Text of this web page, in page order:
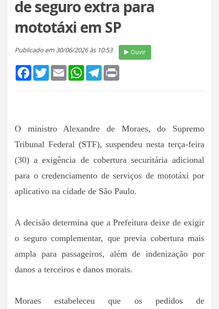
de seguro extra para
mototáxi em SP
Publicado em 30/06/2026 às 10:53 Ouvir
FacebookTwitterEmail WhatsApp
Telegram
O ministro Alexandre de Moraes, do Supremo
Tribunal Federal (STF), suspendeu nesta terça-feira
(30) a exigência de cobertura securitária adicional
para o credenciamento de serviços de mototáxi por
aplicativo na cidade de São Paulo.
A decisão determina que a Prefeitura deixe de exigir
o seguro complementar, que previa cobertura mais
ampla para passageiros, além de indenização por
danos a terceiros e danos morais.
Moraes estabeleceu que os pedidos de